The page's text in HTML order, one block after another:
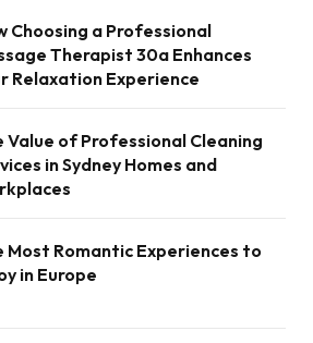
Choosing a Professional
Therapist 30a Enhances
Relaxation Experience
Value of Professional Cleaning
in Sydney Homes and
Most Romantic Experiences to
in Europe